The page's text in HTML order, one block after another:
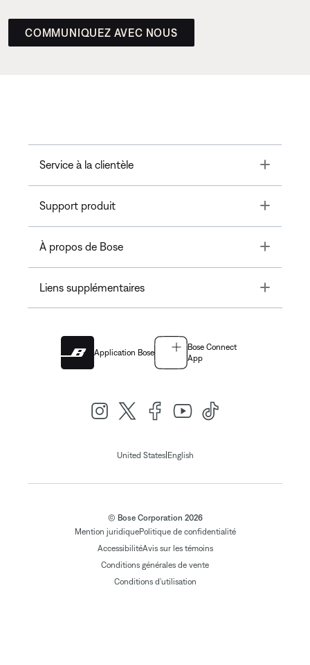
COMMUNIQUEZ AVEC NOUS
Service à la clientèle Toggle
Support produit Toggle
À propos de Bose Toggle
Liens supplémentaires Toggle
Application Bose
Bose Connect
App
United States| English
© Bose Corporation 2026
Mention juridiquePolitique de confidentialité
AccessibilitéAvis sur les témoins
Conditions générales de vente
Conditions d'utilisation